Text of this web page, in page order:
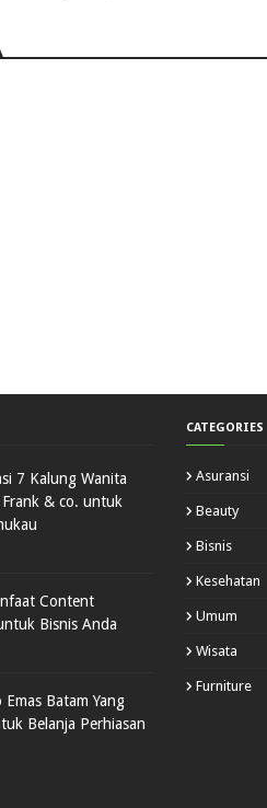
7 Kalung Wanita
& co. untuk
Content
Bisnis Anda
Emas Batam Yang
Belanja Perhiasan
CATEGORIES
Asuransi
Beauty
Bisnis
Kesehatan
Umum
Wisata
Furniture